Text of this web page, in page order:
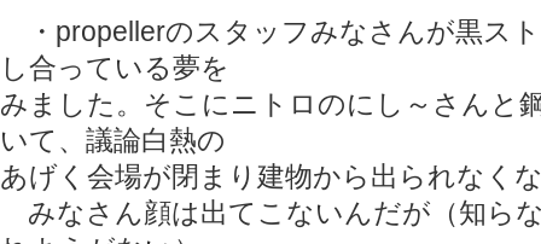
・propellerのスタッフみなさんが黒ス
し合っている夢を
みました。そこにニトロのにし～さんと
いて、議論白熱の
あげく会場が閉まり建物から出られなく
みなさん顔は出てこないんだが（知ら